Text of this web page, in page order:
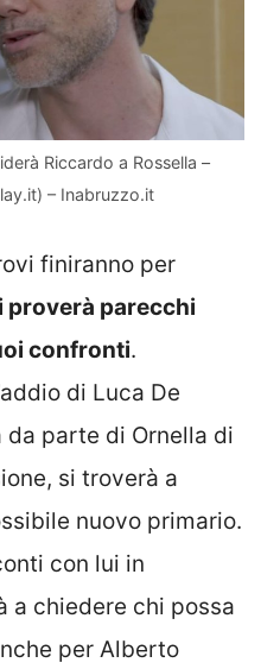
Riccardo a Rossella –
– Inabruzzo.it
finiranno per
proverà parecchi
confronti.
di Luca De
da parte di Ornella di
si troverà a
nuovo primario.
con lui in
a chiedere chi possa
per Alberto